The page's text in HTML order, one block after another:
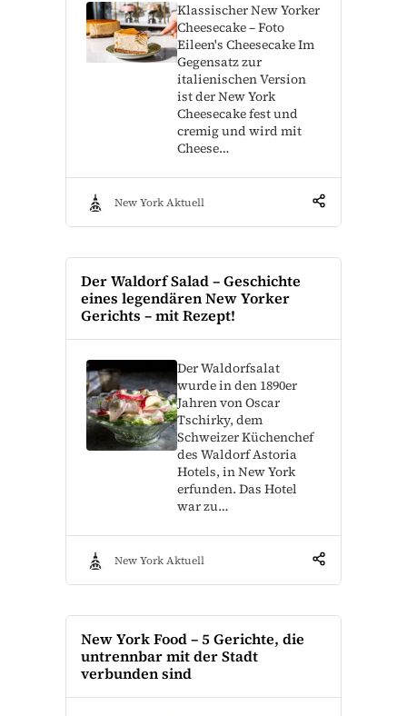
Klassischer New Yorker
Cheesecake – Foto
Eileen's Cheesecake Im
Gegensatz zur
italienischen Version
ist der New York
Cheesecake fest und
cremig und wird mit
Cheese…
New York Aktuell
Der Waldorf Salad – Geschichte
eines legendären New Yorker
Gerichts – mit Rezept!
Der Waldorfsalat
wurde in den 1890er
Jahren von Oscar
Tschirky, dem
Schweizer Küchenchef
des Waldorf Astoria
Hotels, in New York
erfunden. Das Hotel
war zu…
New York Aktuell
New York Food – 5 Gerichte, die
untrennbar mit der Stadt
verbunden sind